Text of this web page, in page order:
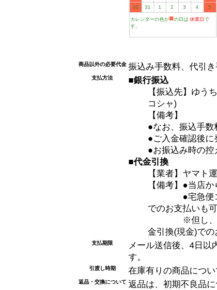
30 31 1 2 3 4 5
カレンダーの色が■の日は 休業日で
す。
商品以外の必要代金 振込み手数料、代引
支払方法
■銀行振込
【振込先】ゆう
コシャ)
【備考】
●なお、振込手
●ご入金確認後
●お振込み時の
■代金引換
【業者】ヤマト
【備考】●当店
●宅急便コレ
でのお支払いも
※但し、電波
金引換(現金)で
支払期限
メール送信後、4日以
す。
引渡し時期 在庫有りの商品につ
返品・交換について 返品は、初期不良品